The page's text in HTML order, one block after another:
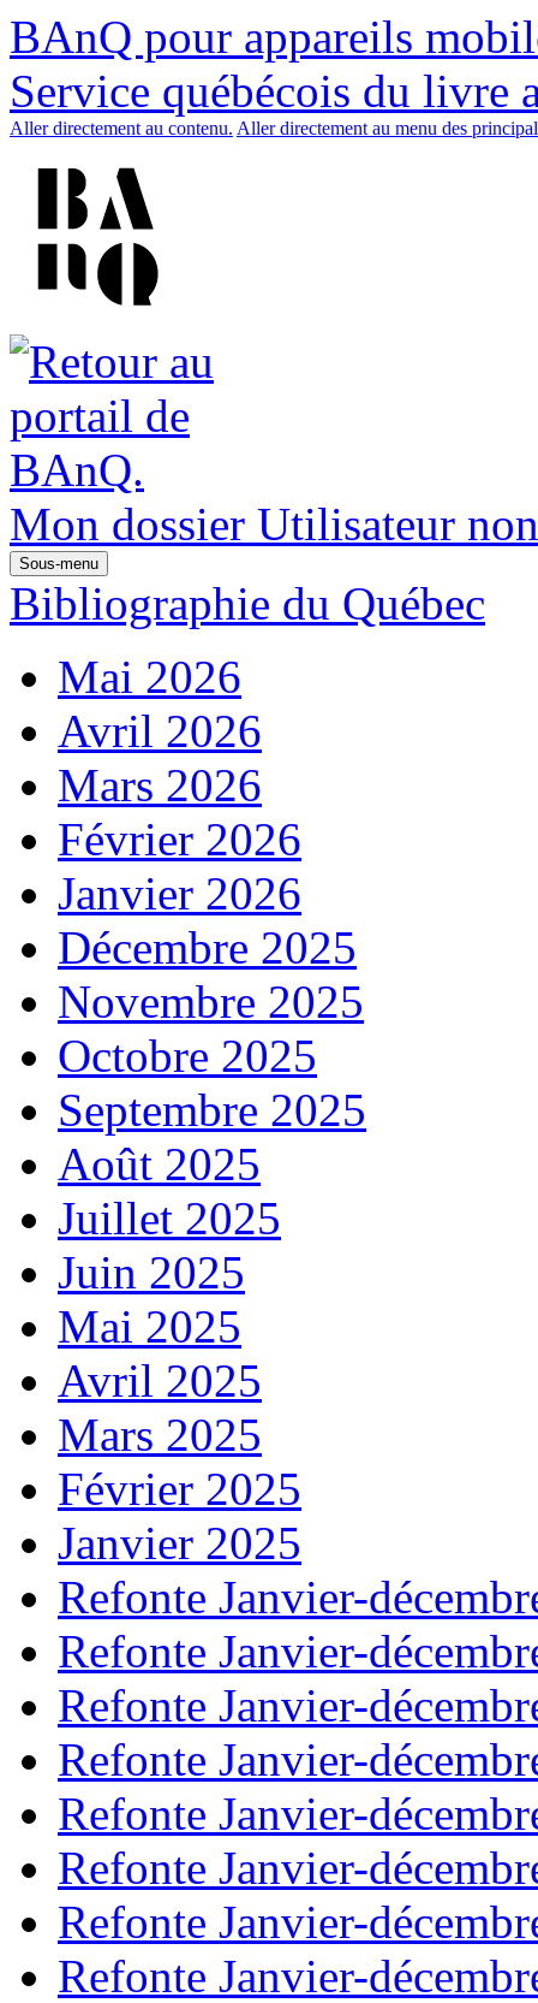
BAnQ pour appareils
Service québécois du livre
Aller directement au contenu. Aller directement au menu des
Mon dossier Utilisateur
Sous-menu
Bibliographie du Québec
Mai 2026
Avril 2026
Mars 2026
Février 2026
Janvier 2026
Décembre 2025
Novembre 2025
Octobre 2025
Septembre 2025
Août 2025
Juillet 2025
Juin 2025
Mai 2025
Avril 2025
Mars 2025
Février 2025
Janvier 2025
Refonte Janvier-
Refonte Janvier-
Refonte Janvier-
Refonte Janvier-
Refonte Janvier-
Refonte Janvier-
Refonte Janvier-
Refonte Janvier-